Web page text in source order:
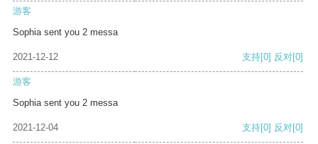
游客
Sophia sent you 2 messa
2021-12-12 支持[0] 反对[0]
游客
Sophia sent you 2 messa
2021-12-04 支持[0] 反对[0]